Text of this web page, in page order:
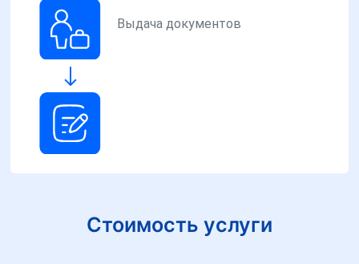
Выдача документов
Стоимость услуги